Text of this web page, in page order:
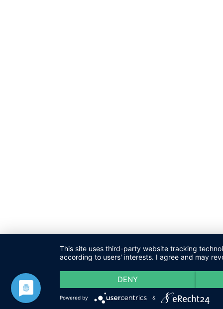
This site uses third-party website tracking
according to users' interests. I agree and may
DENY
Powered by &